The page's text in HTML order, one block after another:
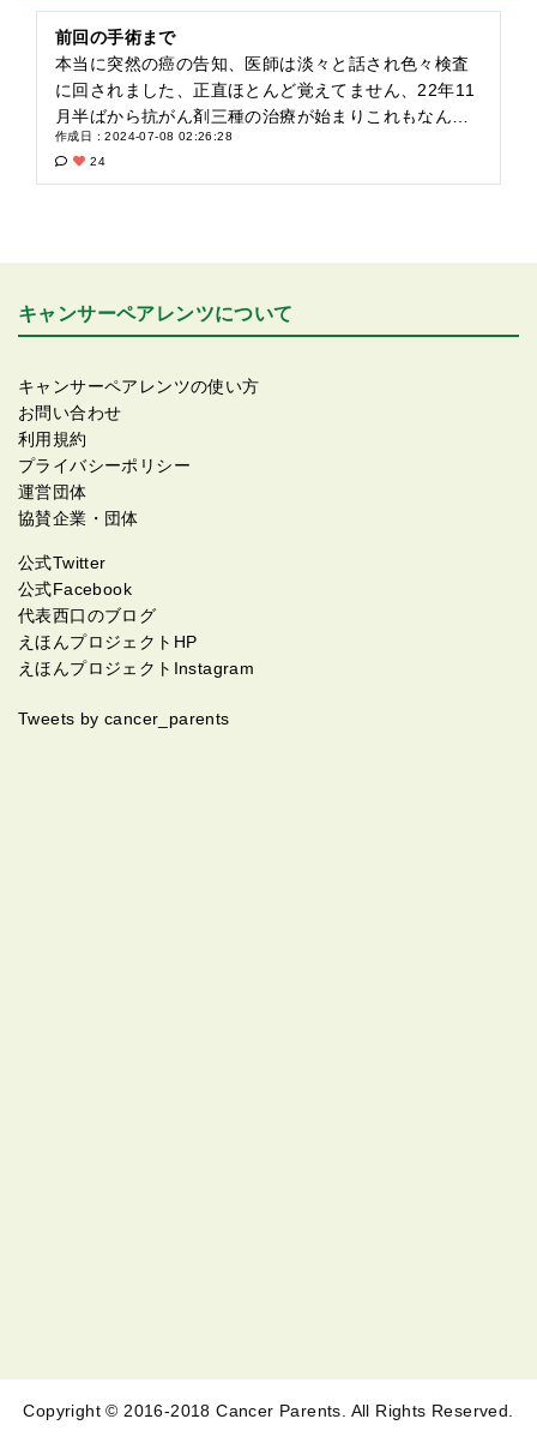
前回の手術まで
本当に突然の癌の告知、医師は淡々と話され色々検査
に回されました、正直ほとんど覚えてません、22年11
月半ばから抗がん剤三種の治療が始まりこれもなんで
すかあまり覚えてません、かなり苦しく全く飯食って
無い状態で、周りの人からは嘘でも元気にならな退院
す。9時間に及ぶ大手術だと覚えています、只、術後を
嫁さんだけならよかったと思うけど娘にもって見て貰
んです。後日聞いたらやっぱり見たくなかったって言
われました。 その後は看護師さん達にかなり迷惑かけ
たと反省しております。夜中泣き出したり、大部屋だ
ったので周りの人にも大分迷惑かけたと反省しており
ます。 1ヶ月ぐらいで退院でき、自宅で鼻からチュー
ブでの飲食でした。３ヶ月ぐらいして飲食のリハビリ
も正直覚えてません、この最初の１年はコロナもあり
面会ダメで、かなり看護師さん達に助けられました。
２度と無いに越した事ないけどありがとうって心から
思いました。
作成日 : 2024-07-08 02:26:28
24
キャンサーペアレンツについて
キャンサーペアレンツの使い方
お問い合わせ
利用規約
プライバシーポリシー
運営団体
協賛企業・団体
公式Twitter
公式Facebook
代表西口のブログ
えほんプロジェクトHP
えほんプロジェクトInstagram
Tweets by cancer_parents
Copyright © 2016-2018 Cancer Parents. All Rights Reserved.